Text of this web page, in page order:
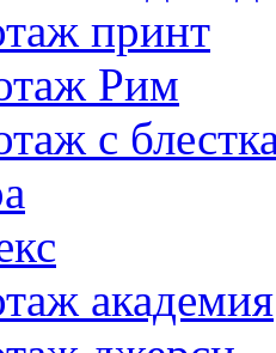
принт
Рим
с
академия